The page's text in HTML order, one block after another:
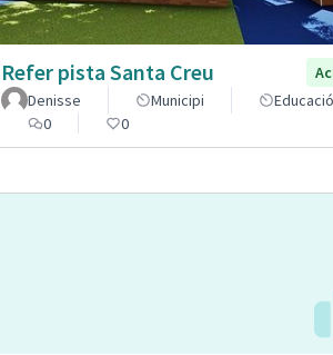
Refer pista Santa Creu
Denisse
Municipi
Educació
0
0